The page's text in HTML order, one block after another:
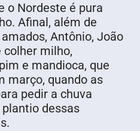
o Nordeste é pura
Afinal, além de
Antônio, João
colher milho,
e mandioca, que
março, quando as
pedir a chuva
dessas